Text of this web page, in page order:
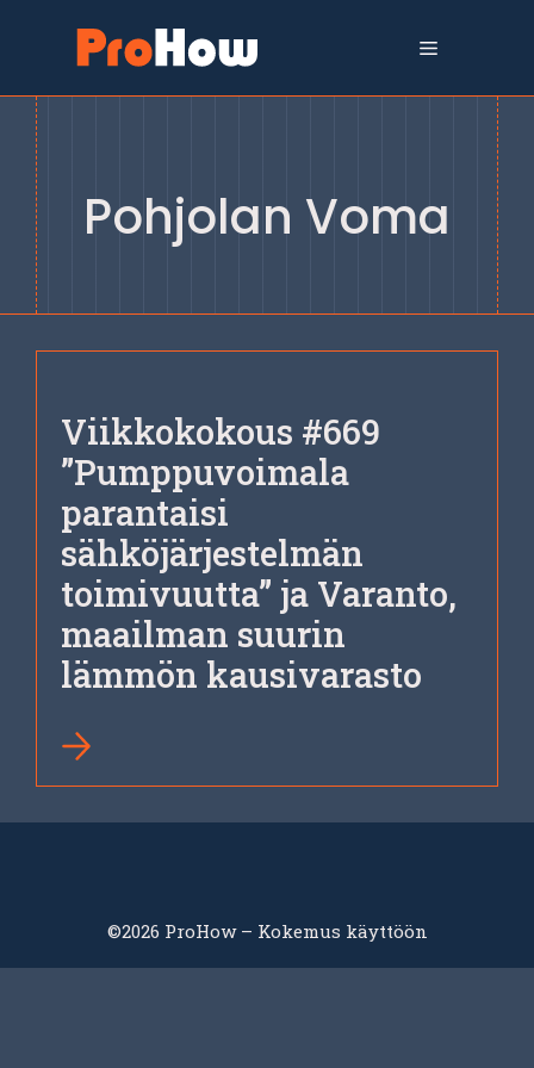
sisältöön
Valikko
Pohjolan Voma
Viikkokokous #669
”Pumppuvoimala
parantaisi
sähköjärjestelmän
toimivuutta” ja Varanto,
maailman suurin
lämmön kausivarasto
©2026 ProHow – Kokemus käyttöön